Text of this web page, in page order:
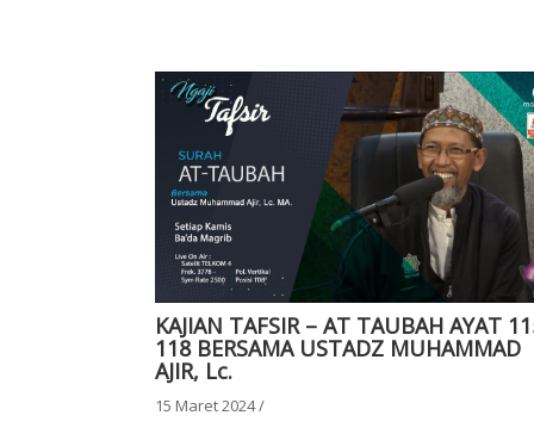
KAJIAN TAFSIR – AT TAUBAH AYAT
118 BERSAMA USTADZ MUHAMMAD
AJIR, Lc.
15 Maret 2024/